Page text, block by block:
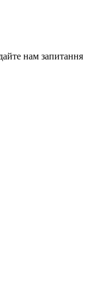
нам запитання